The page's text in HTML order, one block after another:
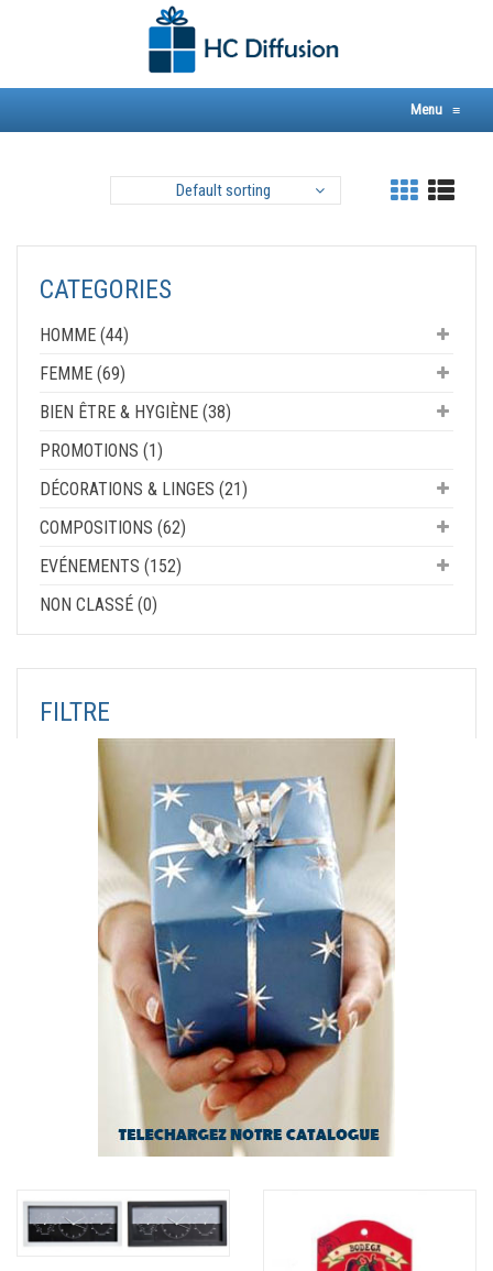
Menu ≡
CATEGORIES
HOMME (44)
FEMME (69)
BIEN ÊTRE & HYGIÈNE (38)
PROMOTIONS (1)
DÉCORATIONS & LINGES (21)
COMPOSITIONS (62)
EVÉNEMENTS (152)
NON CLASSÉ (0)
FILTRE
Default sorting